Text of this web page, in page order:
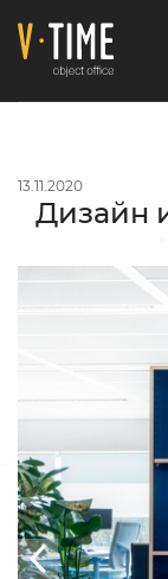
13.11.2020
Дизайн